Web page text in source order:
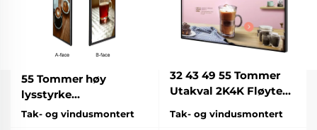
55 Tommer høy
lysstyrke
Innekjørselsdobbelsidet
Tak- og vindusmontert
32 43 49 55 Tommer
Utakval 2K4K Fløyte
Farger Custom
Kommersiell
Tak- og vindusmontert